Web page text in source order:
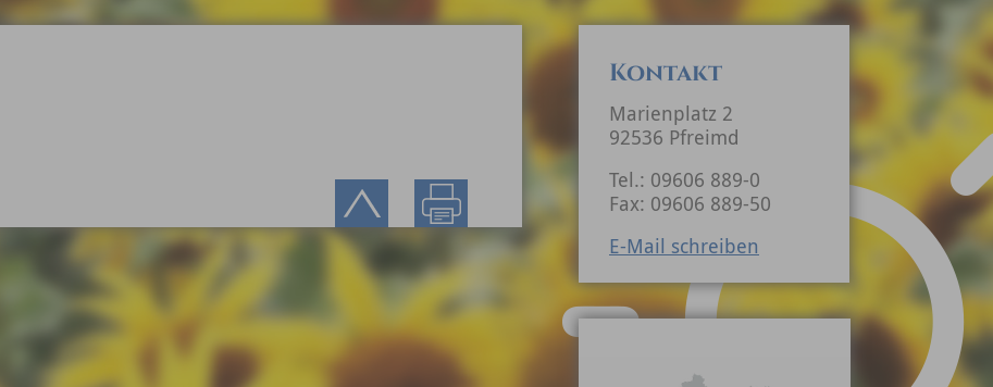
Kontakt
Marienplatz 2
92536 Pfreimd
Tel.: 09606 889-0
Fax: 09606 889-50
E-Mail schreiben